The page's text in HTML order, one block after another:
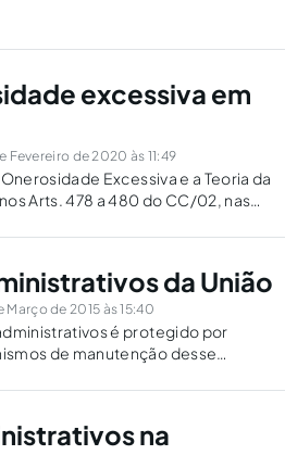
excessiva em
de 2020 às 11:49
Excessiva e a Teoria da
Arts. 478 a 480 do CC/02, nas
da União
de 2015 às 15:40
é protegido por
de manutenção desse
na